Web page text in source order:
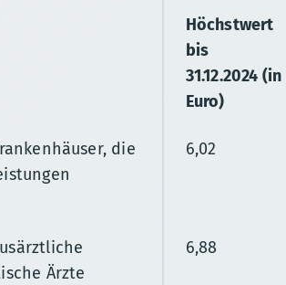
Höchstwert
bis
31.12.2024 (in
Euro)
die
6,02
Ärzte
6,88